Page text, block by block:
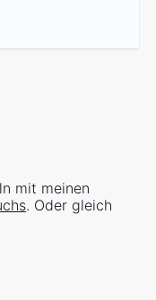
mit meinen
. Oder gleich